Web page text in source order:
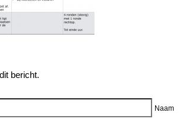
bericht.
Naam